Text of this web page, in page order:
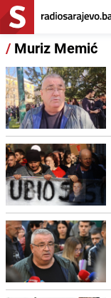
/ Muriz Memić